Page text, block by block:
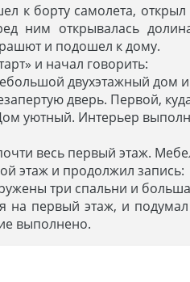
к борту самолета,
ним открывалась
и подошел к дому.
и начал говорить:
двухэтажный
дверь. Первой,
уютный. Интерьер
весь первый этаж.
этаж и продолжил запись:
три спальни и
на первый этаж, и
выполнено.